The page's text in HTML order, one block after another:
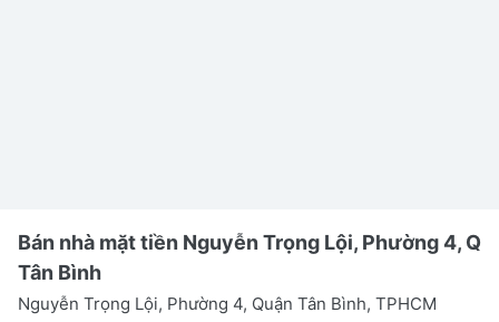
Bán nhà mặt tiền Nguyễn Trọng Lội, Phường 4, Q
Tân Bình
Nguyễn Trọng Lội, Phường 4, Quận Tân Bình, TPHCM